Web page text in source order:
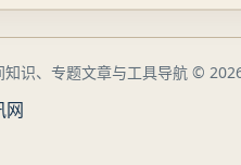
识、专题文章与工具导航 ©
网